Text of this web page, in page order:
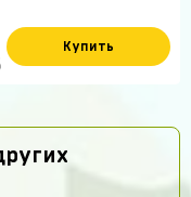
Купить